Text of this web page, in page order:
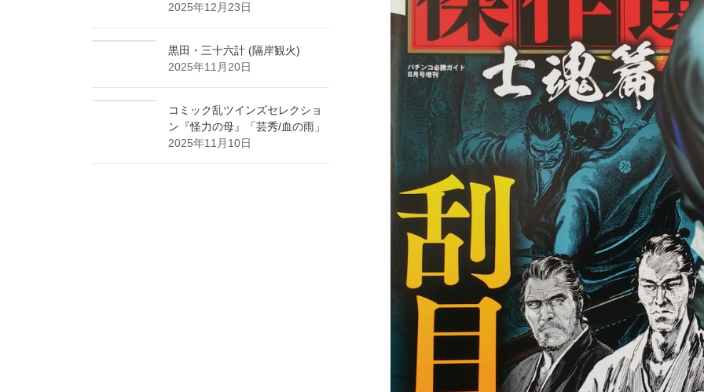
2025年12月23日
黒田・三十六計 (隔岸観火)
2025年11月20日
コミック乱ツインズセレクショ
ン『怪力の母』「芸秀/血の雨」
2025年11月10日